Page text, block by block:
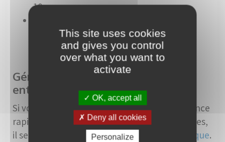
10 ans.
micro-entreprise " sur tous les devis et
factures émis.
Gérer la croissance de votre auto-
entreprise
Si votre auto-entreprise connaît une croissance
rapide et dépasse les seuils de chiffre d'affaires,
il sera nécessaire de changer de
statut juridique.
This site uses cookies
and gives you control
over what you want to
activate
OK, accept all
Deny all cookies
Personalize